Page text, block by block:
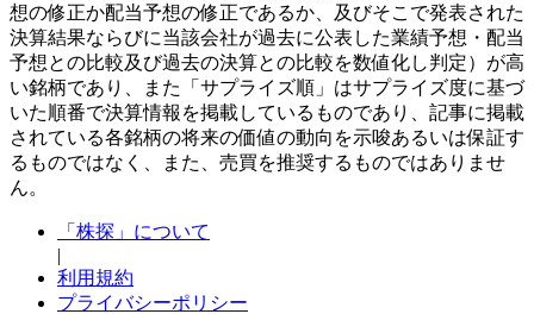
想の修正か配当予想の修正であるか、及びそこで発表された
決算結果ならびに当該会社が過去に公表した業績予想・配当
予想との比較及び過去の決算との比較を数値化し判定）が高
い銘柄であり、また「サプライズ順」はサプライズ度に基づ
いた順番で決算情報を掲載しているものであり、記事に掲載
されている各銘柄の将来の価値の動向を示唆あるいは保証す
るものではなく、また、売買を推奨するものではありませ
ん。
「株探」について
|
利用規約
プライバシーポリシー